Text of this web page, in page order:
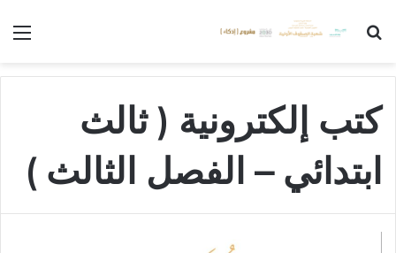
بحث عن
كتب إلكترونية ( ثالث
ابتدائي – الفصل الثالث )